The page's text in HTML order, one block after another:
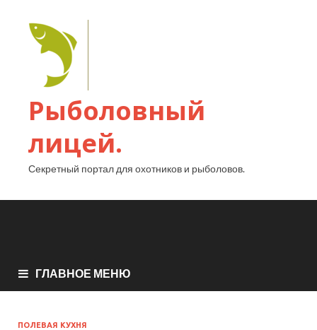
Рыболовный
лицей.
Секретный портал для охотников и рыболовов.
ГЛАВНОЕ МЕНЮ
ПОЛЕВАЯ КУХНЯ